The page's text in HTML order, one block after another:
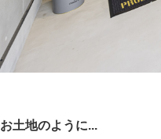
土地のように...